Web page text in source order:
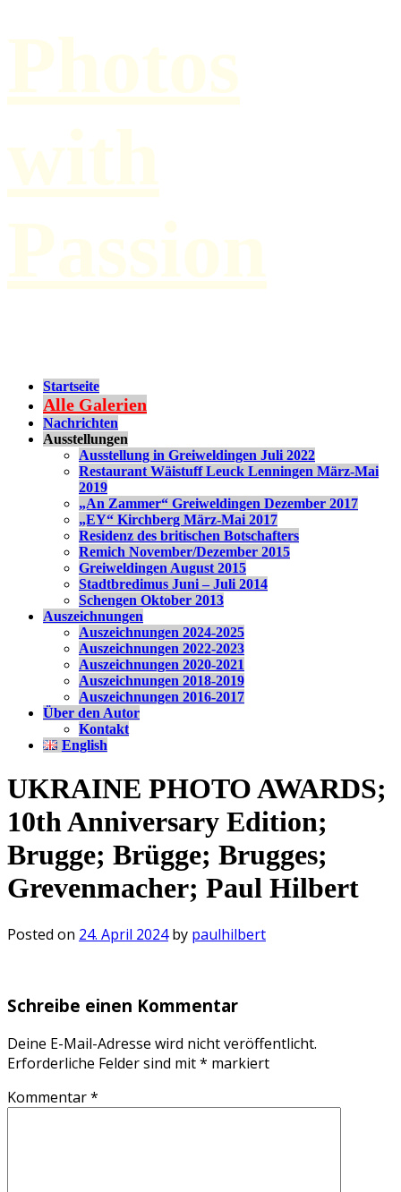
Photos
with
Passion
Startseite
Alle Galerien
Nachrichten
Ausstellungen
Ausstellung in Greiweldingen Juli 2022
Restaurant Wäistuff Leuck Lenningen März-Mai
2019
„An Zammer“ Greiweldingen Dezember 2017
„EY“ Kirchberg März-Mai 2017
Residenz des britischen Botschafters
Remich November/Dezember 2015
Greiweldingen August 2015
Stadtbredimus Juni – Juli 2014
Schengen Oktober 2013
Auszeichnungen
Auszeichnungen 2024-2025
Auszeichnungen 2022-2023
Auszeichnungen 2020-2021
Auszeichnungen 2018-2019
Auszeichnungen 2016-2017
Über den Autor
Kontakt
English
UKRAINE PHOTO AWARDS;
10th Anniversary Edition;
Brugge; Brügge; Brugges;
Grevenmacher; Paul Hilbert
Posted on 24. April 2024by paulhilbert
Schreibe einen Kommentar
Deine E-Mail-Adresse wird nicht veröffentlicht.
Erforderliche Felder sind mit* markiert
Kommentar*